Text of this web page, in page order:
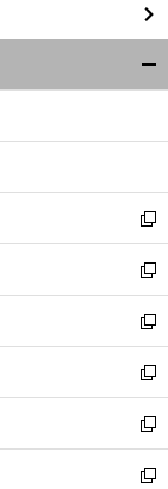
い
ウ
ィ
ン
ウ
開
く
新
し
い
ウ
ィ
ン
ド
ウ
で
開
く
新
し
い
ウ
ィ
ン
ド
ウ
で
新
し
い
ウ
ィ
ン
ド
新
し
い
ウ
ィ
新
し
い
新